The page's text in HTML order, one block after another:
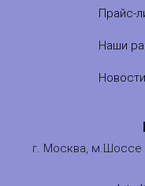
Прайс-
Наши
Новости
г. Москва, м.Шоссе